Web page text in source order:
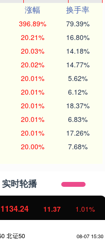
涨幅
换手率
396.89% 79.39%
20.21% 16.80%
20.03% 14.18%
20.02% 14.77%
20.01% 5.62%
20.01% 6.12%
20.01% 18.37%
20.01% 6.83%
20.01% 17.26%
20.00% 7.68%
时轮播
11.37 1.01%